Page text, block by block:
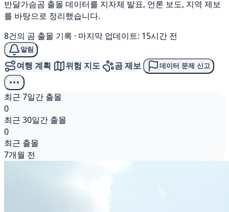
반달가슴곰 출몰 데이터를 지자체 발표, 언론 보도, 지역 제보
를 바탕으로 정리했습니다.
8건의 곰 출몰 기록 · 마지막 업데이트: 15시간 전
알림
여행 계획 위험 지도 곰 제보 데이터 문제 신고
최근 7일간 출몰
0
최근 30일간 출몰
0
최근 출몰
7개월 전